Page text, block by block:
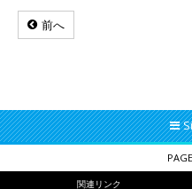
前へ
関連リンク